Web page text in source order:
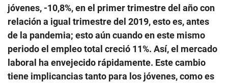
jóvenes, -10,8%, en el primer trimestre del año con
relación a igual trimestre del 2019, esto es, antes
de la pandemia; esto aún cuando en este mismo
periodo el empleo total creció 11%. Así, el mercado
laboral ha envejecido rápidamente. Este cambio
tiene implicancias tanto para los jóvenes, como es